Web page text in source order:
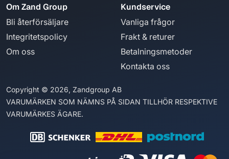
Om Zand Group
Bli återförsäljare
Integritetspolicy
Om oss
Kundservice
Vanliga frågor
Frakt & returer
Betalningsmetoder
Kontakta oss
Copyright © 2026, Zandgroup AB
VARUMÄRKEN SOM NÄMNS PÅ SIDAN TILLHÖR RESPEKTIVE
VARUMÄRKES ÄGARE.